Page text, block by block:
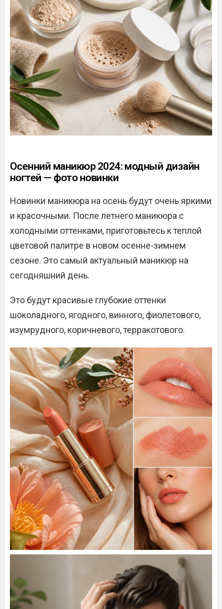
Осенний маникюр 2024: модный дизайн
ногтей — фото новинки
Новинки маникюра на осень будут очень яркими
и красочными. После летнего маникюра с
холодными оттенками, приготовьтесь к теплой
цветовой палитре в новом осенне-зимнем
сезоне. Это самый актуальный маникюр на
сегодняшний день.
Это будут красивые глубокие оттенки
шоколадного, ягодного, винного, фиолетового,
изумрудного, коричневого, терракотового.